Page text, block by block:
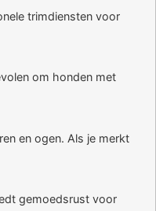
trimdiensten voor
om honden met
en ogen. Als je merkt
gemoedsrust voor